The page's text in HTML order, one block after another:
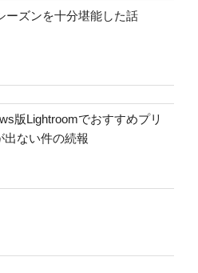
ーズンを十分堪能した話
版Lightroomでおすすめプリ
出ない件の続報